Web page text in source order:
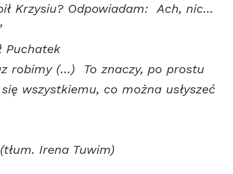
Krzysiu? Odpowiadam: Ach, nic…
Puchatek
robimy (…) To znaczy, po prostu
wszystkiemu, co można usłyszeć
Irena Tuwim)